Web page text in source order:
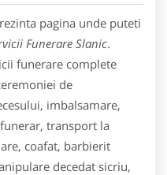
pagina unde puteti
Funerare Slanic.
funerare complete
de
imbalsamare,
transport la
coafat, barbierit
decedat sicriu,